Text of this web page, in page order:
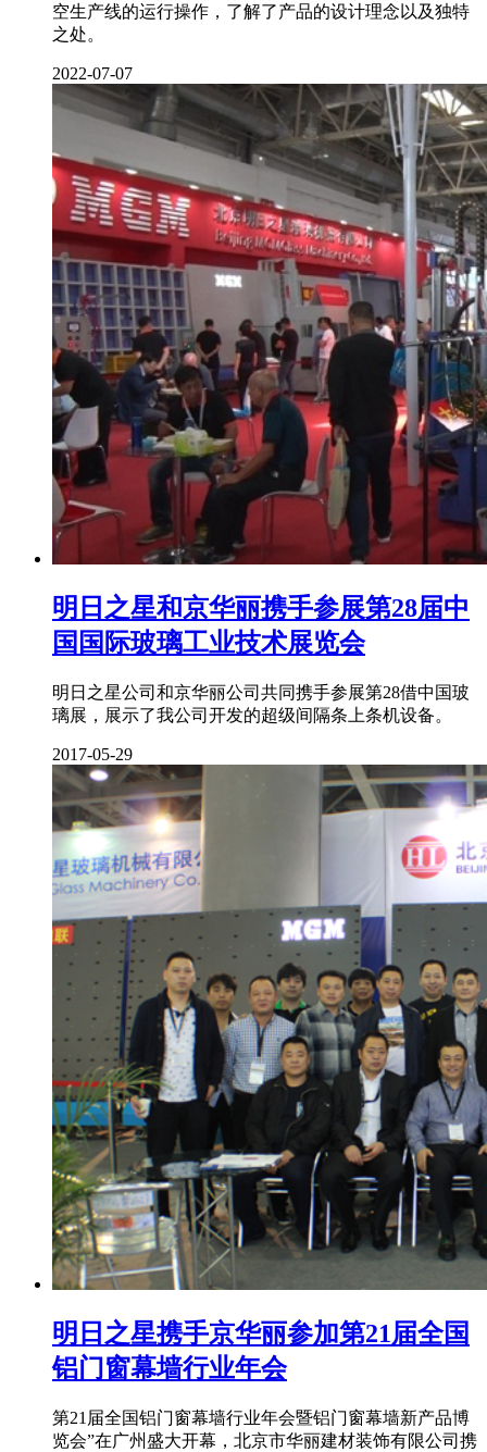
空生产线的运行操作，了解了产品的设计理念以及独特
之处。
2022-07-07
明日之星和京华丽携手参展第28届中
国国际玻璃工业技术展览会
明日之星公司和京华丽公司共同携手参展第28借中国玻
璃展，展示了我公司开发的超级间隔条上条机设备。
2017-05-29
明日之星携手京华丽参加第21届全国
铝门窗幕墙行业年会
第21届全国铝门窗幕墙行业年会暨铝门窗幕墙新产品博
览会”在广州盛大开幕，北京市华丽建材装饰有限公司携